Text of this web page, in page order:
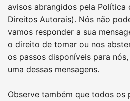
avisos abrangidos pela Política
Direitos Autorais). Nós não
vamos responder a sua
o direito de tomar ou nos
os passos disponíveis para
uma dessas mensagens.
Observe também que todos os